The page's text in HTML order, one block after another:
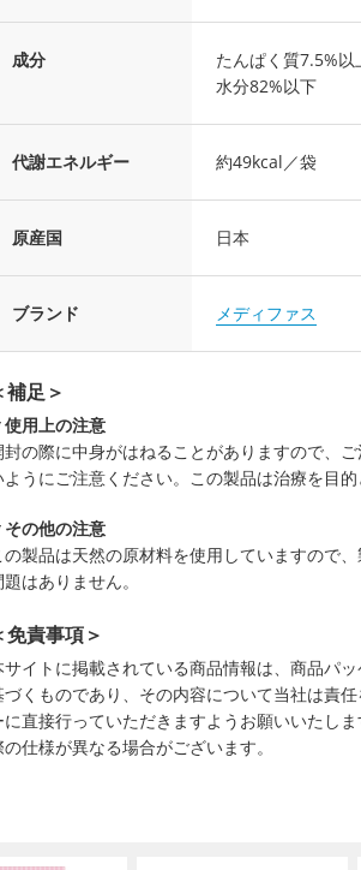
成分
たんぱく質7.5%以
水分82%以下
代謝エネルギー 約49kcal／袋
原産国 日本
ブランド メディファス
補足＞
用上の注意
封の際に中身がはねることがありますので、
ようにご注意ください。この製品は治療を目
の他の注意
の製品は天然の原材料を使用していますので
題はありません。
免責事項＞
サイトに掲載されている商品情報は、商品パ
づくものであり、その内容について当社は責
に直接行っていただきますようお願いいたし
の仕様が異なる場合がございます。